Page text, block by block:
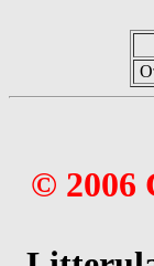
© 2006